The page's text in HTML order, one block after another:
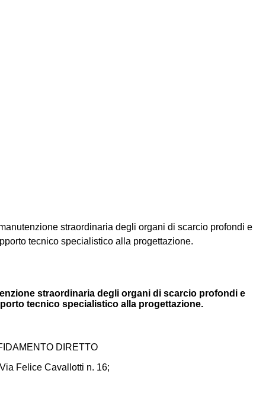
straordinaria degli organi di scarcio profondi e
tecnico specialistico alla progettazione.
straordinaria degli organi di scarcio profondi e
tecnico specialistico alla progettazione.
DIRETTO
Felice Cavallotti n. 16;